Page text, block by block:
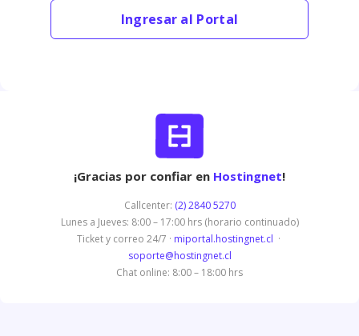
Ingresar al Portal
¡Gracias por confiar en Hostingnet!
Callcenter: (2) 2840 5270
Lunes a Jueves: 8:00 – 17:00 hrs (horario continuado)
Ticket y correo 24/7 · miportal.hostingnet.cl ·
soporte@hostingnet.cl
Chat online: 8:00 – 18:00 hrs